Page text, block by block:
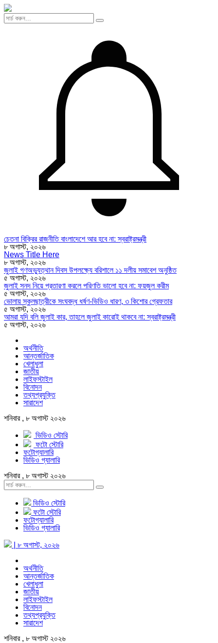
চেতনা বিক্রির রাজনীতি বাংলাদেশে আর হবে না: স্বরাষ্ট্রমন্ত্রী
৮ অগাস্ট, ২০২৬
News Title Here
৮ অগাস্ট, ২০২৬
জুলাই গণঅভ্যুত্থান দিবস উপলক্ষ্যে বরিশালে ১১ দলীয় সমাবেশ অনুষ্ঠিত
৫ অগাস্ট, ২০২৬
জুলাই সনদ নিয়ে প্রতারণা করলে পরিণতি ভালো হবে না: ফয়জুল করীম
৫ অগাস্ট, ২০২৬
ভোলায় স্কুলছাত্রীকে সংঘবদ্ধ ধর্ষণ-ভিডিও ধারণ, ৩ কিশোর গ্রেফতার
৫ অগাস্ট, ২০২৬
আমরা যদি বলি জুলাই কার, তাহলে জুলাই কারোই থাকবে না: স্বরাষ্ট্রমন্ত্রী
৫ অগাস্ট, ২০২৬
অর্থনীতি
আন্তর্জাতিক
খেলাধুলা
জাতীয়
লাইফস্টাইল
বিনোদন
তথ্যপ্রযুক্তি
সারাদেশ
শনিবার , ৮ অগাস্ট ২০২৬
ভিডিও স্টোরি
ফটো স্টোরি
ফটোগ্যালারি
ভিডিও গ্যালারি
শনিবার , ৮ অগাস্ট ২০২৬
ভিডিও স্টোরি
ফটো স্টোরি
ফটোগ্যালারি
ভিডিও গ্যালারি
| ৮ অগাস্ট, ২০২৬
অর্থনীতি
আন্তর্জাতিক
খেলাধুলা
জাতীয়
লাইফস্টাইল
বিনোদন
তথ্যপ্রযুক্তি
সারাদেশ
শনিবার , ৮ অগাস্ট ২০২৬